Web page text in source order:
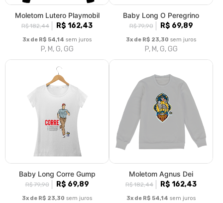
Moletom Lutero Playmobil
R$ 182,44 R$ 162,43
3x de R$ 54,14 sem juros
P, M, G, GG
Baby Long O Peregrino
R$ 79,90 R$ 69,89
3x de R$ 23,30 sem juros
P, M, G, GG
Baby Long Corre Gump
R$ 79,90 R$ 69,89
3x de R$ 23,30 sem juros
Moletom Agnus Dei
R$ 182,44 R$ 162,43
3x de R$ 54,14 sem juros